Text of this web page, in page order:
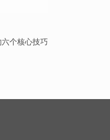
六个核心技巧